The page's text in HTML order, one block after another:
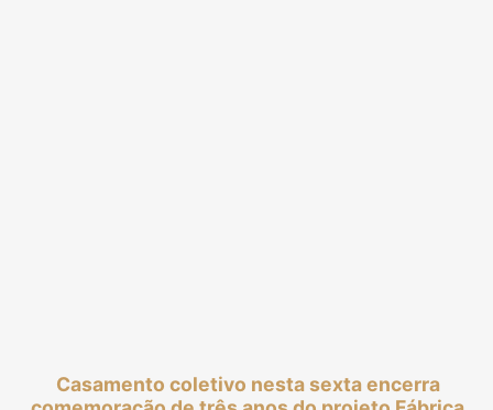
Casamento coletivo nesta sexta encerra